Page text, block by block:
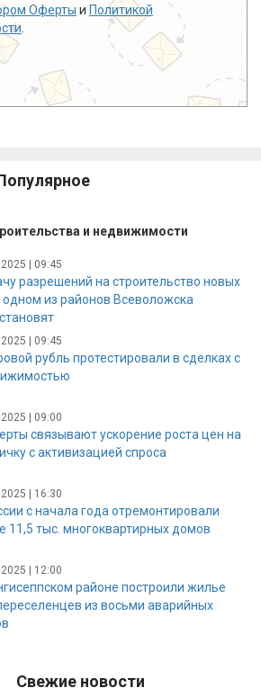
Оферты и Политикой
и недвижимости
| 09:45
разрешений на строительство новых
из районов Всеволожска
| 09:45
рубль протестировали в сделках с
| 09:00
связывают ускорение роста цен на
с активизацией спроса
| 16:30
с начала года отремонтировали
11,5 тыс. многоквартирных домов
| 12:00
районе построили жилье
из восьми аварийных
Свежие новости